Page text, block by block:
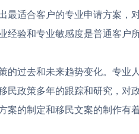
最适合客户的专业申请方案，
经验和专业敏感度是普通客户
的过去和未来趋势变化。专业
民政策多年的跟踪和研究，对
案的制定和移民文案的制作有